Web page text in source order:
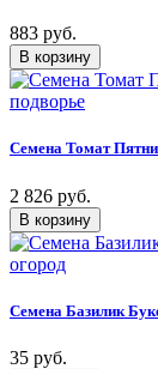
883 руб.
Семена Томат
2 826 руб.
Семена Базилик
35 руб.